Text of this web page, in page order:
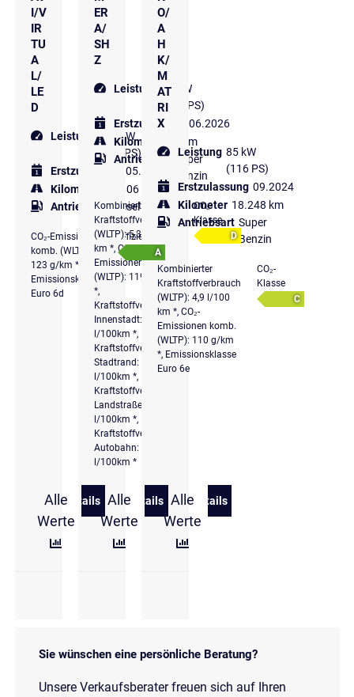
I/V
IR
TU
A
L/
LE
D
Leistung
110 kW
(150 PS)
Erstzulassung
05.2021
Kilometer
19.606 km
Antriebsart Diesel
CO₂-Emissionen
komb. (WLTP):
123 g/km *,
Emissionsklasse
Euro 6d
Effizienzklasse
A
Alle
Werte
Details
zu Škoda Karoq 2.0 TDI DSG 4x4 Clever NAVI/
ER
A/
SH
Z
Leistung
85 kW
(116 PS)
Erstzulassung
06.2026
Kilometer
50 km
Antriebsart
Super
Benzin
Kombinierter
Kraftstoffverbrauch
(WLTP): 5,3 l/100
km *, CO₂-
Emissionen komb.
(WLTP): 119 g/km
*,
Kraftstoffverbrauch
Innenstadt: 6,8
l/100km *,
Kraftstoffverbrauch
Stadtrand: 5,2
l/100km *,
Kraftstoffverbrauch
Landstraße: 4,6
l/100km *,
Kraftstoffverbrauch
Autobahn: 5,5
l/100km *
CO₂-
Klasse
D
Alle
Werte
Details
zu Škoda Scala 1.0 TSI DSG Selection
O/
A
H
K/
M
AT
RI
X
Leistung 85 kW
(116 PS)
Erstzulassung 09.2024
Kilometer 18.248 km
Antriebsart Super
Benzin
Kombinierter
Kraftstoffverbrauch
(WLTP): 4,9 l/100
km *, CO₂-
Emissionen komb.
(WLTP): 110 g/km
*, Emissionsklasse
Euro 6e
CO₂-
Klasse
C
Alle
Werte
Details
zu Škoda Kamiq 1.0 TSI
Sie wünschen eine persönliche Beratung?
Unsere Verkaufsberater freuen sich auf Ihren